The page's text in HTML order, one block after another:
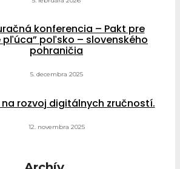
konferencia – Pakt pre
pľúca” poľsko – slovenského
pohraničia
5. decembra 2025
na rozvoj digitálnych zručností.
12. novembra 2025